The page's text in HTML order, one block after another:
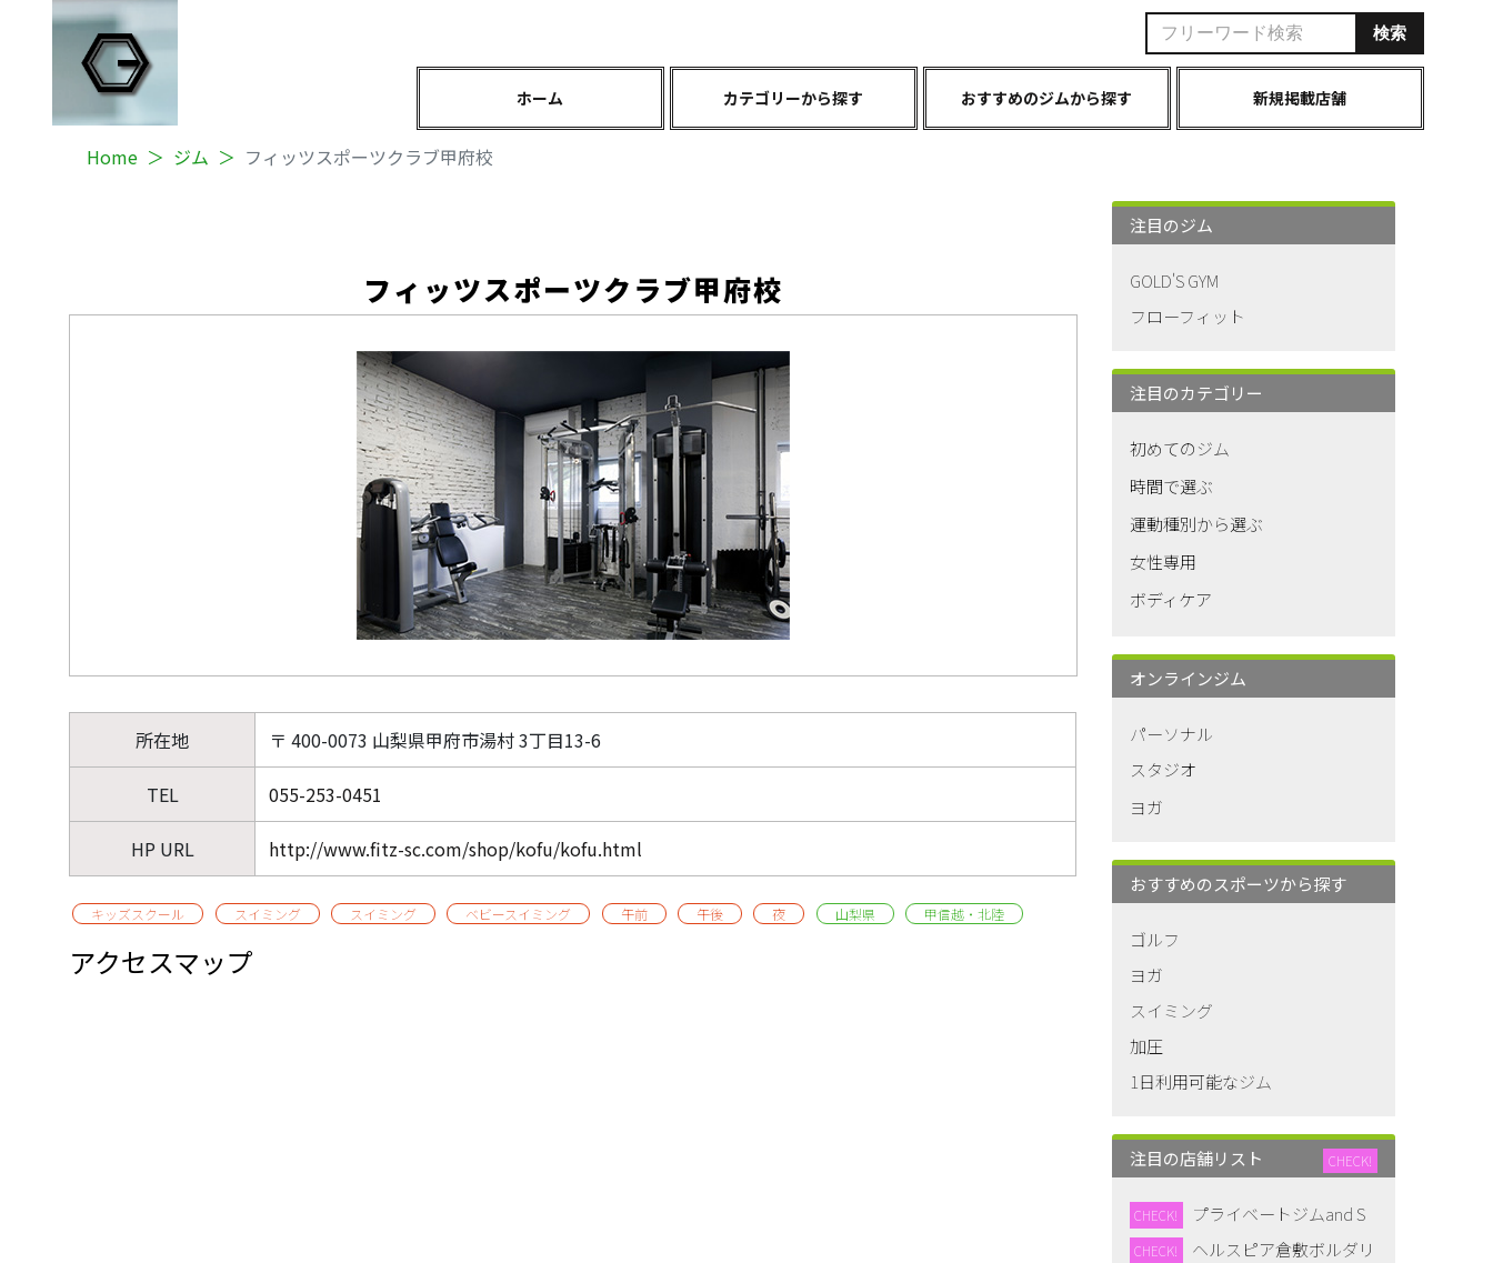
ホーム カテゴリーから探す おすすめのジムから探す 新規掲載店舗
Home ジム フィッツスポーツクラブ甲府校
フィッツスポーツクラブ甲府校
所在地 〒 400-0073 山梨県甲府市湯村 3丁目13-6
TEL 055-253-0451
HP URL http://www.fitz-sc.com/shop/kofu/kofu.html
キッズスクール スイミング スイミング ベビースイミング 午前 午後 夜 山梨県 甲信越・北陸
アクセスマップ
注目のジム
GOLD'S GYM
フローフィット
注目のカテゴリー
初めてのジム
時間で選ぶ
運動種別から選ぶ
女性専用
ボディケア
オンラインジム
パーソナル
スタジオ
ヨガ
おすすめのスポーツから探す
ゴルフ
ヨガ
スイミング
加圧
1日利用可能なジム
注目の店舗リスト CHECK!
CHECK! プライベートジムand S
CHECK!
ヘルスピア倉敷ボルダリ